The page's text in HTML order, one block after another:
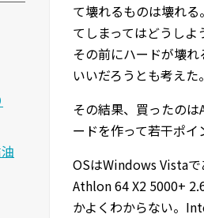
て壊れるものは壊れ
てしまってはどうし
その前にハードが壊
いいだろうとも考え
その結果、買ったの
ードを作って若干ポイ
OSはWindows Vista
Athlon 64 X2 5000+
かよくわからない。